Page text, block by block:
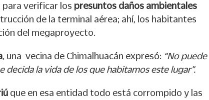
para verificar los presuntos daños ambientales
de la terminal aérea; ahí, los habitantes
del megaproyecto.
, una vecina de Chimalhuacán expresó: “No puede
decida la vida de los que habitamos este lugar”.
que en esa entidad todo está corrompido y las